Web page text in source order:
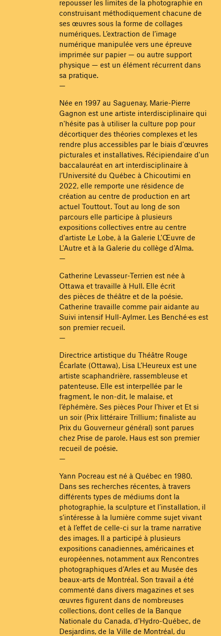
repousser les limites de la photographie en
construisant méthodiquement chacune de
ses œuvres sous la forme de collages
numériques. L’extraction de l’image
numérique manipulée vers une épreuve
imprimée sur papier — ou autre support
physique — est un élément récurrent dans
sa pratique.
—
Née en 1997 au Saguenay, Marie-Pierre
Gagnon est une artiste interdisciplinaire qui
n'hésite pas à utiliser la culture pop pour
décortiquer des théories complexes et les
rendre plus accessibles par le biais d'œuvres
picturales et installatives. Récipiendaire d'un
baccalauréat en art interdisciplinaire à
l’Université du Québec à Chicoutimi en
2022, elle remporte une résidence de
création au centre de production en art
actuel Touttout. Tout au long de son
parcours elle participe à plusieurs
expositions collectives entre au centre
d'artiste Le Lobe, à la Galerie L'Œuvre de
L'Autre et à la Galerie du collège d’Alma.
—
Catherine Levasseur-Terrien est née à
Ottawa et travaille à Hull. Elle écrit
des pièces de théâtre et de la poésie.
Catherine travaille comme pair aidante au
Suivi intensif Hull-Aylmer. Les Benché·es est
son premier recueil.
—
Directrice artistique du Théâtre Rouge
Écarlate (Ottawa), Lisa L’Heureux est une
artiste scaphandrière, rassembleuse et
patenteuse. Elle est interpellée par le
fragment, le non-dit, le malaise, et
l’éphémère. Ses pièces Pour l’hiver et Et si
un soir (Prix littéraire Trillium ; finaliste au
Prix du Gouverneur général) sont parues
chez Prise de parole. Haus est son premier
recueil de poésie.
—
Yann Pocreau est né à Québec en 1980.
Dans ses recherches récentes, à travers
différents types de médiums dont la
photographie, la sculpture et l’installation, il
s’intéresse à la lumière comme sujet vivant
et à l’effet de celle-ci sur la trame narrative
des images. Il a participé à plusieurs
expositions canadiennes, américaines et
européennes, notamment aux Rencontres
photographiques d’Arles et au Musée des
beaux-arts de Montréal. Son travail a été
commenté dans divers magazines et ses
œuvres figurent dans de nombreuses
collections, dont celles de la Banque
Nationale du Canada, d’Hydro-Québec, de
Desjardins, de la Ville de Montréal, du